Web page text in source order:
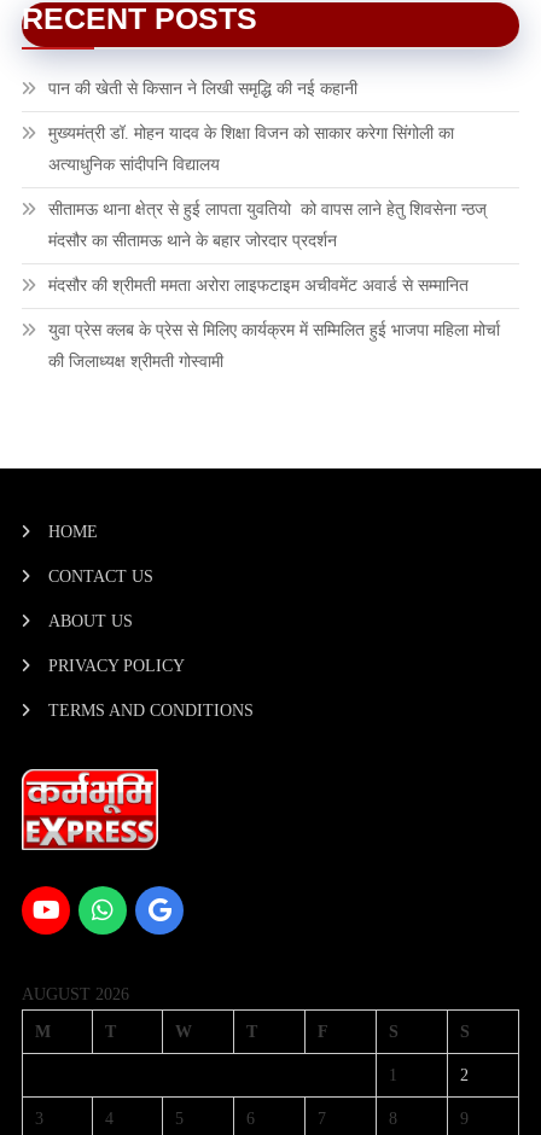
RECENT POSTS
पान की खेती से किसान ने लिखी समृद्धि की नई कहानी
मुख्यमंत्री डॉ. मोहन यादव के शिक्षा विजन को साकार करेगा सिंगोली का
अत्याधुनिक सांदीपनि विद्यालय
सीतामऊ थाना क्षेत्र से हुई लापता युवतियो को वापस लाने हेतु शिवसेना न्ठज्
मंदसौर का सीतामऊ थाने के बहार जोरदार प्रदर्शन
मंदसौर की श्रीमती ममता अरोरा लाइफटाइम अचीवमेंट अवार्ड से सम्मानित
युवा प्रेस क्लब के प्रेस से मिलिए कार्यक्रम में सम्मिलित हुई भाजपा महिला मोर्चा
की जिलाध्यक्ष श्रीमती गोस्वामी
HOME
CONTACT US
ABOUT US
PRIVACY POLICY
TERMS AND CONDITIONS
AUGUST 2026
M T W T F S S
1 2
3 4 5 6 7 8 9